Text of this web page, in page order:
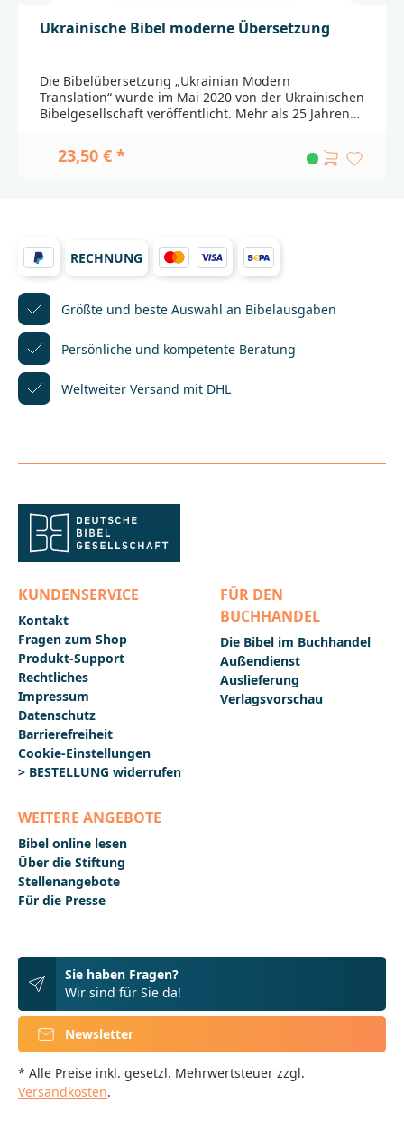
Ukrainische Bibel moderne Übersetzung
Die Bibelübersetzung „Ukrainian Modern
Translation“ wurde im Mai 2020 von der Ukrainischen
Bibelgesellschaft veröffentlicht. Mehr als 25 Jahren
Griechischen stecken in dieser Bibelübersetzung. Sie
enthält die kanonischen Schriften des Alten und des
___________Bei Fragen zur Produktsicherheit wenden
Sie sich bitte an:Deutsche BibelgesellschaftBalinger
Str. 31 A70567 Stuttgartproduktsicherheit@dbg.de
23,50 € *
RECHNUNG
Größte und beste Auswahl an Bibelausgaben
Persönliche und kompetente Beratung
Weltweiter Versand mit DHL
KUNDENSERVICE
Kontakt
Fragen zum Shop
Produkt-Support
Rechtliches
Impressum
Datenschutz
Barrierefreiheit
Cookie-Einstellungen
> BESTELLUNG widerrufen
FÜR DEN
BUCHHANDEL
Die Bibel im Buchhandel
Außendienst
Auslieferung
Verlagsvorschau
WEITERE ANGEBOTE
Bibel online lesen
Über die Stiftung
Stellenangebote
Für die Presse
Sie haben Fragen?
Wir sind für Sie da!
Newsletter
* Alle Preise inkl. gesetzl. Mehrwertsteuer zzgl.
Versandkosten.